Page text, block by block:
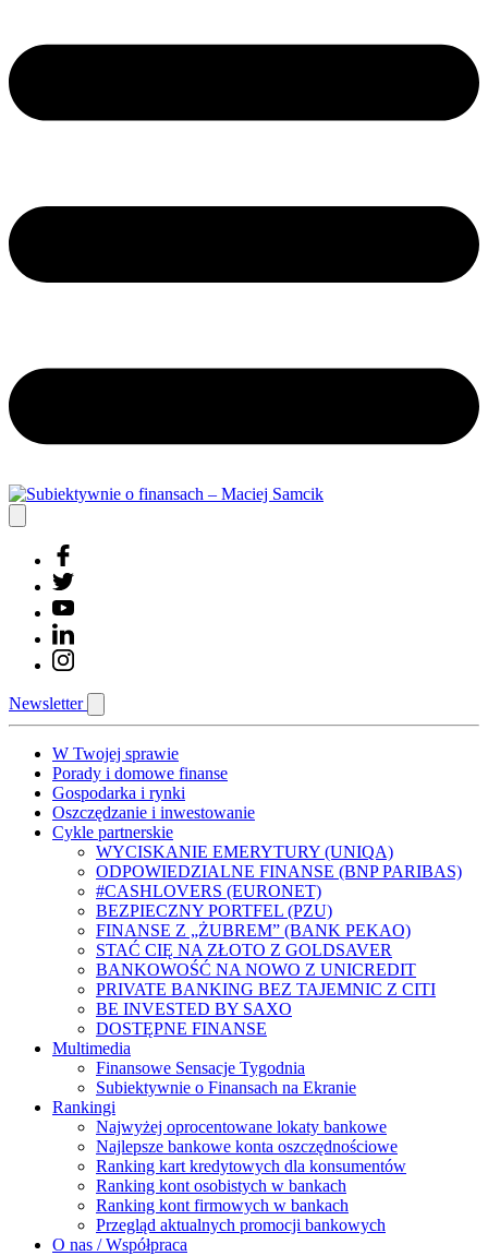
Newsletter
W Twojej sprawie
Porady i domowe finanse
Gospodarka i rynki
Oszczędzanie i inwestowanie
Cykle partnerskie
WYCISKANIE EMERYTURY (UNIQA)
ODPOWIEDZIALNE FINANSE (BNP PARIBAS)
#CASHLOVERS (EURONET)
BEZPIECZNY PORTFEL (PZU)
FINANSE Z „ŻUBREM” (BANK PEKAO)
STAĆ CIĘ NA ZŁOTO Z GOLDSAVER
BANKOWOŚĆ NA NOWO Z UNICREDIT
PRIVATE BANKING BEZ TAJEMNIC Z CITI
BE INVESTED BY SAXO
DOSTĘPNE FINANSE
Multimedia
Finansowe Sensacje Tygodnia
Subiektywnie o Finansach na Ekranie
Rankingi
Najwyżej oprocentowane lokaty bankowe
Najlepsze bankowe konta oszczędnościowe
Ranking kart kredytowych dla konsumentów
Ranking kont osobistych w bankach
Ranking kont firmowych w bankach
Przegląd aktualnych promocji bankowych
O nas / Współpraca